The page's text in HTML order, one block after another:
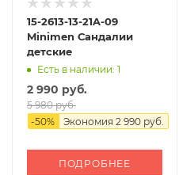
15-2613-13-21A-09
Minimen Сандалии
детские
Есть в наличии: 1
2 990 руб.
5 980 руб.
-50% Экономия 2 990 руб.
ПОДРОБНЕЕ